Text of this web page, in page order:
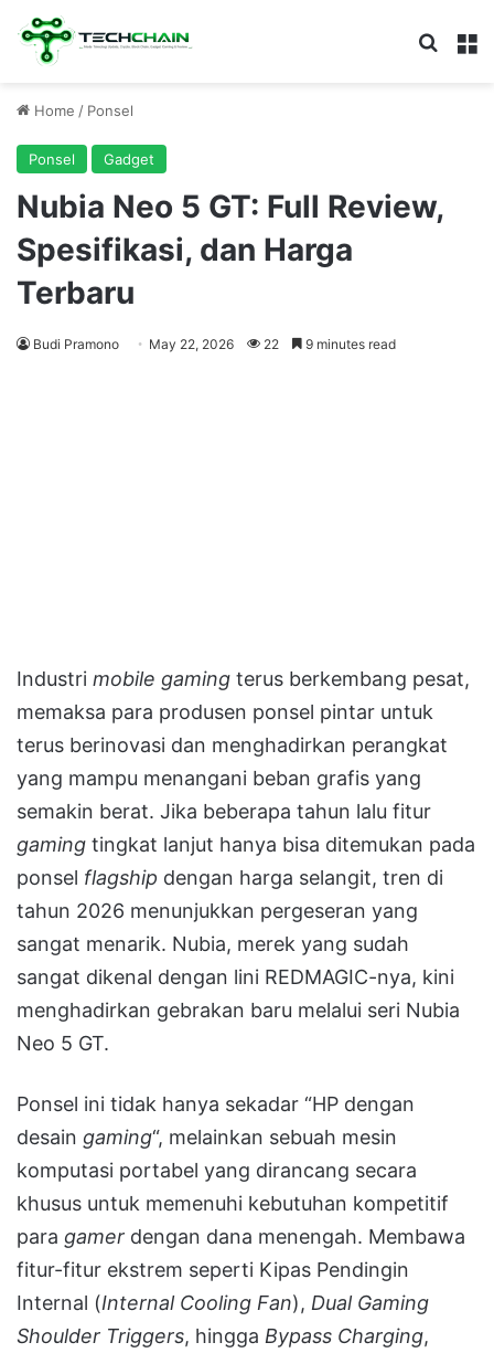
Home / Ponsel
Ponsel Gadget
Nubia Neo 5 GT: Full Review,
Spesifikasi, dan Harga
Terbaru
Budi Pramono May 22, 2026 22 9 minutes read
Industri mobile gaming terus berkembang pesat,
memaksa para produsen ponsel pintar untuk
terus berinovasi dan menghadirkan perangkat
yang mampu menangani beban grafis yang
semakin berat. Jika beberapa tahun lalu fitur
gaming tingkat lanjut hanya bisa ditemukan pada
ponsel flagship dengan harga selangit, tren di
tahun 2026 menunjukkan pergeseran yang
sangat menarik. Nubia, merek yang sudah
sangat dikenal dengan lini REDMAGIC-nya, kini
menghadirkan gebrakan baru melalui seri Nubia
Neo 5 GT.
Ponsel ini tidak hanya sekadar “HP dengan
desain gaming“, melainkan sebuah mesin
komputasi portabel yang dirancang secara
khusus untuk memenuhi kebutuhan kompetitif
para gamer dengan dana menengah. Membawa
fitur-fitur ekstrem seperti Kipas Pendingin
Internal (Internal Cooling Fan), Dual Gaming
Shoulder Triggers, hingga Bypass Charging,